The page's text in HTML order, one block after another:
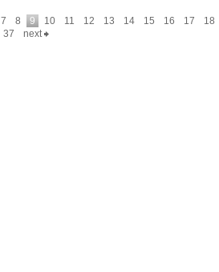
7 8 9 10 11 12 13 14 15 16 17
18
37 next